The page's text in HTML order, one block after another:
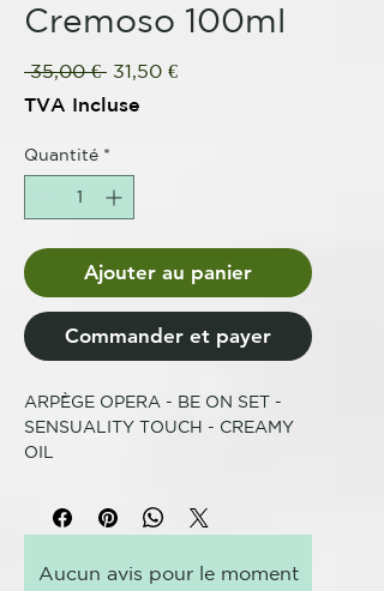
Cremoso 100ml
35,00 € Prix
31,50 €Prix
TVA Incluse
Quantité *
Ajouter au panier
Commander et payer
ARPÈGE OPERA - BE ON SET -
SENSUALITY TOUCH - CREAMY
OIL
SIN SILICONAS
BRILLANTE COMO EL SOL.
Aucun avis pour le moment